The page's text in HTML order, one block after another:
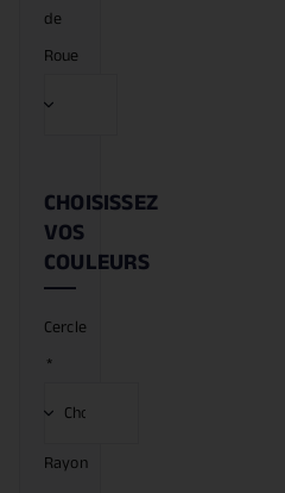
de
Roue
CHOISISSEZ
VOS
COULEURS
Cercle
*
Rayon